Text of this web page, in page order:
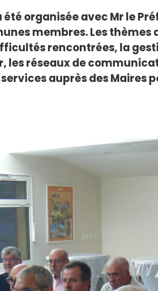
organisée avec Mr le
membres. Les
rencontrées, la
les réseaux de
auprès des Maires